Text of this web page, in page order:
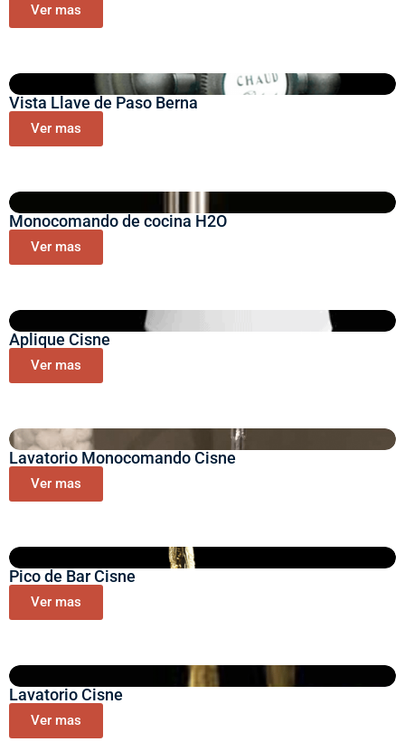
Ver mas
Vista Llave de Paso Berna
Ver mas
Monocomando de cocina H2O
Ver mas
Aplique Cisne
Ver mas
Lavatorio Monocomando Cisne
Ver mas
Pico de Bar Cisne
Ver mas
Lavatorio Cisne
Ver mas